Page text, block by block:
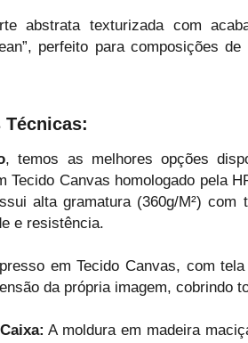
abstrata texturizada com
perfeito para composições
Técnicas:
, temos as melhores opções
Tecido Canvas homologado pela
alta gramatura (360g/M²) com
e resistência.
em Tecido Canvas, com
da própria imagem, cobrindo
A moldura em madeira